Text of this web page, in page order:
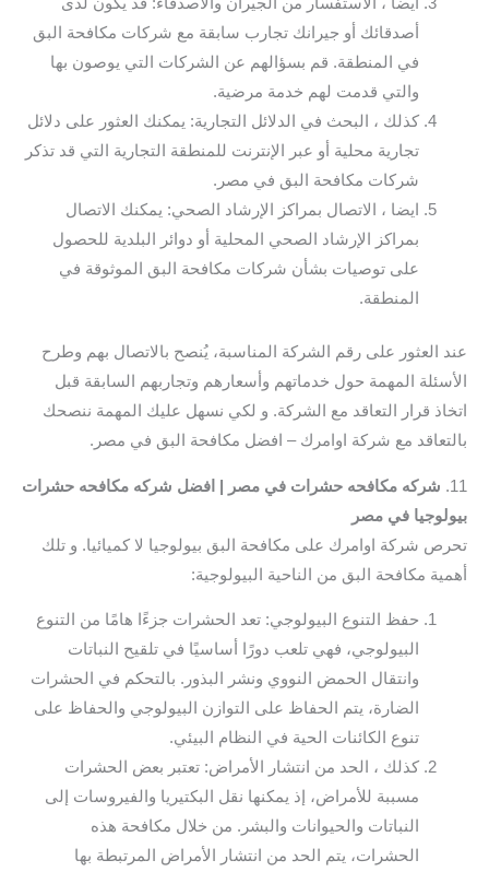
ايضا ، الاستفسار من الجيران والأصدقاء: قد يكون لدى
أصدقائك أو جيرانك تجارب سابقة مع شركات مكافحة البق
في المنطقة. قم بسؤالهم عن الشركات التي يوصون بها
والتي قدمت لهم خدمة مرضية.
كذلك ، البحث في الدلائل التجارية: يمكنك العثور على دلائل
تجارية محلية أو عبر الإنترنت للمنطقة التجارية التي قد تذكر
شركات مكافحة البق في مصر.
ايضا ، الاتصال بمراكز الإرشاد الصحي: يمكنك الاتصال
بمراكز الإرشاد الصحي المحلية أو دوائر البلدية للحصول
على توصيات بشأن شركات مكافحة البق الموثوقة في
المنطقة.
عند العثور على رقم الشركة المناسبة، يُنصح بالاتصال بهم وطرح
الأسئلة المهمة حول خدماتهم وأسعارهم وتجاربهم السابقة قبل
اتخاذ قرار التعاقد مع الشركة. و لكي نسهل عليك المهمة ننصحك
بالتعاقد مع شركة اوامرك – افضل مكافحة البق في مصر.
11.
شركه مكافحه حشرات في مصر | افضل شركه مكافحه حشرات
بيولوجيا في مصر
تحرص شركة اوامرك على مكافحة البق بيولوجيا لا كميائيا. و تلك
أهمية مكافحة البق من الناحية البيولوجية:
حفظ التنوع البيولوجي: تعد الحشرات جزءًا هامًا من التنوع
البيولوجي، فهي تلعب دورًا أساسيًا في تلقيح النباتات
وانتقال الحمض النووي ونشر البذور. بالتحكم في الحشرات
الضارة، يتم الحفاظ على التوازن البيولوجي والحفاظ على
تنوع الكائنات الحية في النظام البيئي.
كذلك ، الحد من انتشار الأمراض: تعتبر بعض الحشرات
مسببة للأمراض، إذ يمكنها نقل البكتيريا والفيروسات إلى
النباتات والحيوانات والبشر. من خلال مكافحة هذه
الحشرات، يتم الحد من انتشار الأمراض المرتبطة بها